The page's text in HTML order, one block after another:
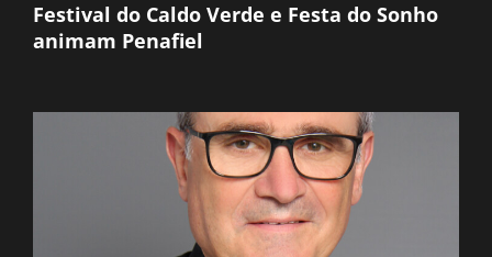
Festival do Caldo Verde e Festa do Sonho
animam Penafiel